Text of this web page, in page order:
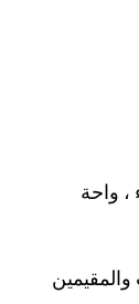
والبقاء ، واحة